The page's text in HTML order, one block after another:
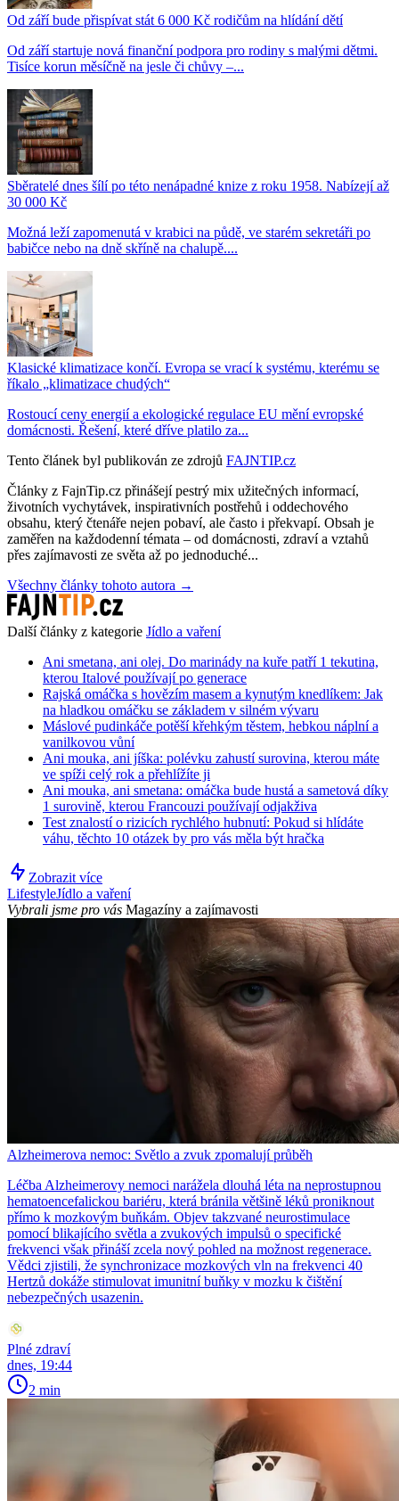
Od září bude přispívat stát 6 000 Kč rodičům na hlídání dětí
Od září startuje nová finanční podpora pro rodiny s malými dětmi.
Tisíce korun měsíčně na jesle či chůvy –...
Sběratelé dnes šílí po této nenápadné knize z roku 1958. Nabízejí až
30 000 Kč
Možná leží zapomenutá v krabici na půdě, ve starém sekretáři po
babičce nebo na dně skříně na chalupě....
Klasické klimatizace končí. Evropa se vrací k systému, kterému se
říkalo „klimatizace chudých“
Rostoucí ceny energií a ekologické regulace EU mění evropské
domácnosti. Řešení, které dříve platilo za...
Tento článek byl publikován ze zdrojů FAJNTIP.cz
Články z FajnTip.cz přinášejí pestrý mix užitečných informací,
životních vychytávek, inspirativních postřehů i oddechového
obsahu, který čtenáře nejen pobaví, ale často i překvapí. Obsah je
zaměřen na každodenní témata – od domácnosti, zdraví a vztahů
přes zajímavosti ze světa až po jednoduché...
Všechny články tohoto autora →
Další články z kategorie Jídlo a vaření
Ani smetana, ani olej. Do marinády na kuře patří 1 tekutina,
kterou Italové používají po generace
Rajská omáčka s hovězím masem a kynutým knedlíkem: Jak
na hladkou omáčku se základem v silném vývaru
Máslové pudinkáče potěší křehkým těstem, hebkou náplní a
vanilkovou vůní
Ani mouka, ani jíška: polévku zahustí surovina, kterou máte
ve spíži celý rok a přehlížíte ji
Ani mouka, ani smetana: omáčka bude hustá a sametová díky
1 surovině, kterou Francouzi používají odjakživa
Test znalostí o rizicích rychlého hubnutí: Pokud si hlídáte
váhu, těchto 10 otázek by pro vás měla být hračka
Zobrazit více
LifestyleJídlo a vaření
Vybrali jsme pro vás Magazíny a zajímavosti
Alzheimerova nemoc: Světlo a zvuk zpomalují průběh
Léčba Alzheimerovy nemoci narážela dlouhá léta na neprostupnou
hematoencefalickou bariéru, která bránila většině léků proniknout
přímo k mozkovým buňkám. Objev takzvané neurostimulace
pomocí blikajícího světla a zvukových impulsů o specifické
frekvenci však přináší zcela nový pohled na možnost regenerace.
Vědci zjistili, že synchronizace mozkových vln na frekvenci 40
Hertzů dokáže stimulovat imunitní buňky v mozku k čištění
nebezpečných usazenin.
Plné zdraví
dnes, 19:44
2 min